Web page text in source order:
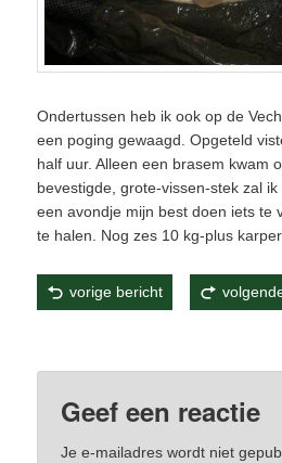
Ondertussen heb ik ook op de
een poging gewaagd. Opgeteld
half uur. Alleen een brasem kwam
bevestigde, grote-vissen-stek zal
een avondje mijn best doen iets te
te halen. Nog zes 10 kg-plus
vorige bericht
Geef een reactie
Je e-mailadres wordt niet